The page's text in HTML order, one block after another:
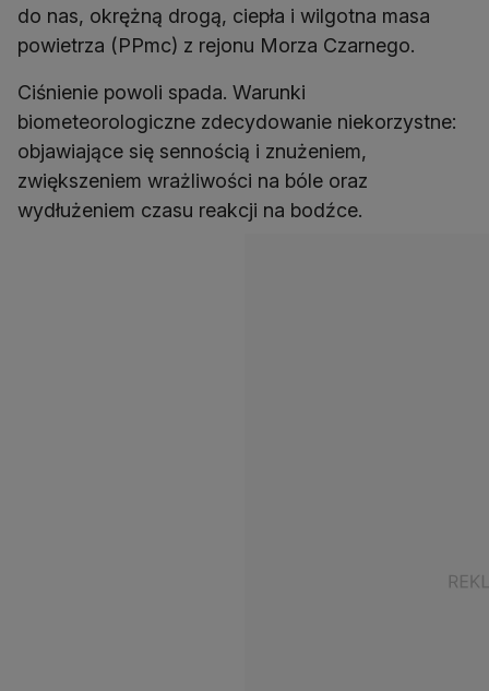
do nas, okrężną drogą, ciepła i wilgotna masa
powietrza (PPmc) z rejonu Morza Czarnego.
Ciśnienie powoli spada. Warunki
biometeorologiczne zdecydowanie niekorzystne:
objawiające się sennością i znużeniem,
zwiększeniem wrażliwości na bóle oraz
wydłużeniem czasu reakcji na bodźce.